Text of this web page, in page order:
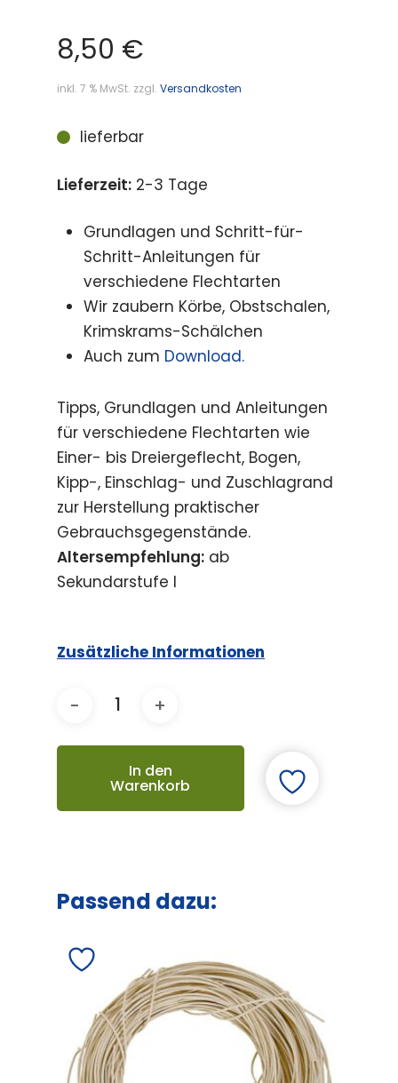
8,50 €
inkl. 7 % MwSt. zzgl. Versandkosten
lieferbar
Lieferzeit: 2-3 Tage
Grundlagen und Schritt-für-
Schritt-Anleitungen für
verschiedene Flechtarten
Wir zaubern Körbe, Obstschalen,
Krimskrams-Schälchen
Auch zum Download.
Tipps, Grundlagen und Anleitungen
für verschiedene Flechtarten wie
Einer- bis Dreiergeflecht, Bogen,
Kipp-, Einschlag- und Zuschlagrand
zur Herstellung praktischer
Gebrauchsgegenstände.
Altersempfehlung: ab
Sekundarstufe I
Zusätzliche Informationen
In den
Warenkorb
Passend dazu: